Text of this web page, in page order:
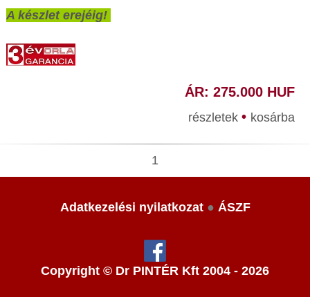
A készlet erejéig!
ÁR: 275.000 HUF
részletek • kosárba
1
Adatkezelési nyilatkozat● ÁSZF
Copyright © Dr PINTÉR Kft 2004 - 2026